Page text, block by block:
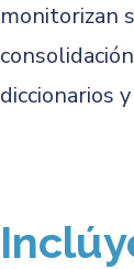
monitorizan
diccionarios